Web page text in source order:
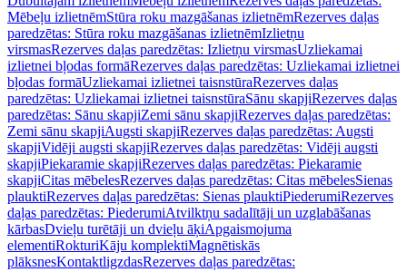
Mēbeļu izlietnēmStūra roku mazgāšanas izlietnēmRezerves daļas
paredzētas: Stūra roku mazgāšanas izlietnēmIzlietņu
virsmasRezerves daļas paredzētas: Izlietņu virsmasUzliekamai
izlietnei bļodas formāRezerves daļas paredzētas: Uzliekamai izlietnei
bļodas formāUzliekamai izlietnei taisnstūraRezerves daļas
paredzētas: Uzliekamai izlietnei taisnstūraSānu skapjiRezerves daļas
paredzētas: Sānu skapjiZemi sānu skapjiRezerves daļas paredzētas:
Zemi sānu skapjiAugsti skapjiRezerves daļas paredzētas: Augsti
skapjiVidēji augsti skapjiRezerves daļas paredzētas: Vidēji augsti
skapjiPiekaramie skapjiRezerves daļas paredzētas: Piekaramie
skapjiCitas mēbelesRezerves daļas paredzētas: Citas mēbelesSienas
plauktiRezerves daļas paredzētas: Sienas plauktiPiederumiRezerves
daļas paredzētas: PiederumiAtvilktņu sadalītāji un uzglabāšanas
kārbasDvieļu turētāji un dvieļu āķiApgaismojuma
elementiRokturiKāju komplektiMagnētiskās
plāksnesKontaktligzdasRezerves daļas paredzētas: